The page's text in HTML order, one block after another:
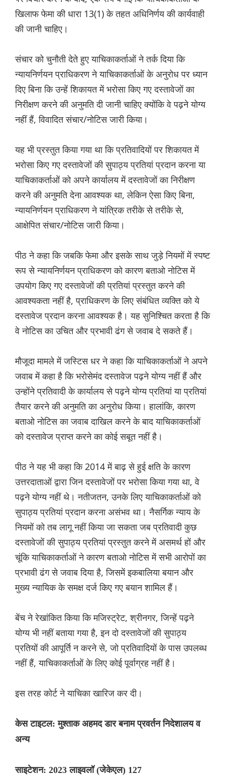
खिलाफ फेमा की धारा 13(1) के तहत अधिनिर्णय की कार्यवाही
की जानी चाहिए।
संचार को चुनौती देते हुए याचिकाकर्ताओं ने तर्क दिया कि
न्यायनिर्णयन प्राधिकरण ने याचिकाकर्ताओं के अनुरोध पर ध्यान
दिए बिना कि उन्हें शिकायत में भरोसा किए गए दस्तावेजों का
निरीक्षण करने की अनुमति दी जानी चाहिए क्योंकि वे पढ़ने योग्य
नहीं हैं, विवादित संचार/नोटिस जारी किया।
यह भी प्रस्तुत किया गया था कि प्रतिवादियों पर शिकायत में
भरोसा किए गए दस्तावेजों की सुपाठ्य प्रतियां प्रदान करना या
याचिकाकर्ताओं को अपने कार्यालय में दस्तावेजों का निरीक्षण
करने की अनुमति देना आवश्यक था, लेकिन ऐसा किए बिना,
न्यायनिर्णयन प्राधिकरण ने यांत्रिक तरीके से तरीके से,
आक्षेपित संचार/नोटिस जारी किया।
पीठ ने कहा कि जबकि फेमा और इसके साथ जुड़े नियमों में स्पष्ट
रूप से न्यायनिर्णयन प्राधिकरण को कारण बताओ नोटिस में
उपयोग किए गए दस्तावेजों की प्रतियां प्रस्तुत करने की
आवश्यकता नहीं है, प्राधिकरण के लिए संबंधित व्यक्ति को ये
दस्तावेज प्रदान करना आवश्यक है। यह सुनिश्चित करता है कि
वे नोटिस का उचित और प्रभावी ढंग से जवाब दे सकते हैं।
मौजूदा मामले में जस्टिस धर ने कहा कि याचिकाकर्ताओं ने अपने
जवाब में कहा है कि भरोसेमंद दस्तावेज पढ़ने योग्य नहीं हैं और
उन्होंने प्रतिवादी के कार्यालय से पढ़ने योग्य प्रतियां या प्रतियां
तैयार करने की अनुमति का अनुरोध किया। हालांकि, कारण
बताओ नोटिस का जवाब दाखिल करने के बाद याचिकाकर्ताओं
को दस्तावेज प्राप्त करने का कोई सबूत नहीं है।
पीठ ने यह भी कहा कि 2014 में बाढ़ से हुई क्षति के कारण
उत्तरदाताओं द्वारा जिन दस्तावेजों पर भरोसा किया गया था, वे
पढ़ने योग्य नहीं थे। नतीजतन, उनके लिए याचिकाकर्ताओं को
सुपाठ्य प्रतियां प्रदान करना असंभव था। नैसर्गिक न्याय के
नियमों को तब लागू नहीं किया जा सकता जब प्रतिवादी कुछ
दस्तावेजों की सुपाठ्य प्रतियां प्रस्तुत करने में असमर्थ हों और
चूंकि याचिकाकर्ताओं ने कारण बताओ नोटिस में सभी आरोपों का
प्रभावी ढंग से जवाब दिया है, जिसमें इकबालिया बयान और
मुख्य न्यायिक के समक्ष दर्ज किए गए बयान शामिल हैं।
बेंच ने रेखांकित किया कि मजिस्ट्रेट, श्रीनगर, जिन्हें पढ़ने
योग्य भी नहीं बताया गया है, इन दो दस्तावेजों की सुपाठ्य
प्रतियों की आपूर्ति न करने से, जो प्रतिवादियों के पास उपलब्ध
नहीं हैं, याचिकाकर्ताओं के लिए कोई पूर्वाग्रह नहीं है।
इस तरह कोर्ट ने याचिका खारिज कर दी।
केस टाइटल: मुश्ताक अहमद डार बनाम प्रवर्तन निदेशालय व
अन्य
साइटेशन: 2023 लाइवलॉ (जेकेएल) 127